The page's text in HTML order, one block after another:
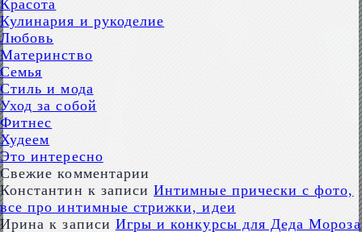
Красота
Кулинария и рукоделие
Любовь
Материнство
Семья
Стиль и мода
Уход за собой
Фитнес
Худеем
Это интересно
Свежие комментарии
Константин к записиИнтимные прически с фото,
все про интимные стрижки, идеи
Ирина к записи Игры и конкурсы для Деда Мороза